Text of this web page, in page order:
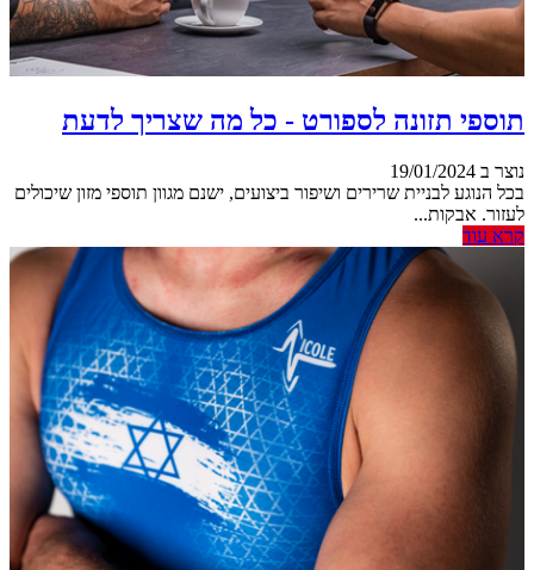
תוספי תזונה לספורט - כל מה שצריך לדעת
נוצר ב 19/01/2024
בכל הנוגע לבניית שרירים ושיפור ביצועים, ישנם מגוון תוספי מזון שיכולים
לעזור. אבקות...
קרא עוד